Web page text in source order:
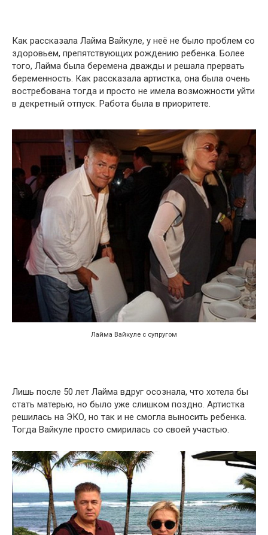
Как рассказала Лайма Вайкуле, у неё не было проблем со
здоровьем, препятствующих рождению ребенка. Более
того, Лайма была беремена дважды и решала прервать
беременность. Как рассказала артистка, она была очень
востребована тогда и просто не имела возможности уйти
в декретный отпуск. Работа была в приоритете.
Лайма Вайкуле с супругом
Лишь после 50 лет Лайма вдруг осознала, что хотела бы
стать матерью, но было уже слишком поздно. Артистка
решилась на ЭКО, но так и не смогла выносить ребенка.
Тогда Вайкуле просто смирилась со своей участью.